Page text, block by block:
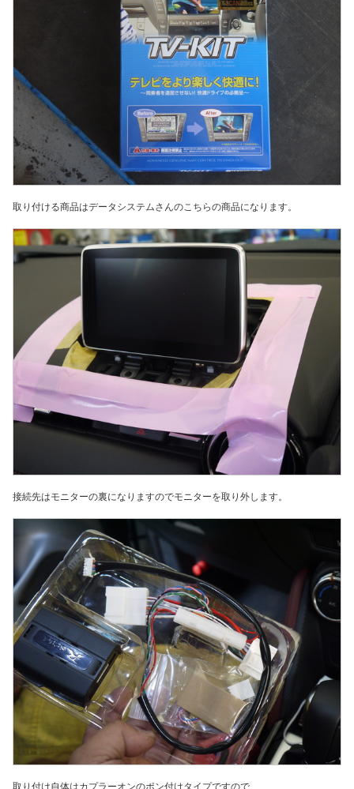
取り付ける商品はデータシステムさんのこちらの商品になります。
接続先はモニターの裏になりますのでモニターを取り外します。
取り付け自体はカプラーオンのポン付けタイプですので